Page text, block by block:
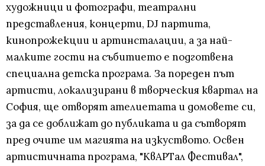
художници и фотографи, театрални
представления, концерти, DJ партита,
кинопрожекции и артинсталации, а за най-
малките гости на събитието е подготвена
специална детска програма. За пореден път
артисти, локализирани в творческия квартал на
София, ще отворят ателиетата и домовете си,
за да се доближат до публиката и да сътворят
пред очите им магията на изкуството. Освен
артистичната програма, "КвАРТал Фестивал",